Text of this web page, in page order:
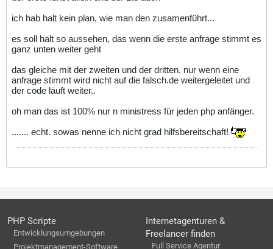
ich hab halt kein plan, wie man den zusamenführt...
es soll halt so aussehen, das wenn die erste anfrage stimmt es
ganz unten weiter geht
das gleiche mit der zweiten und der dritten. nur wenn eine
anfrage stimmt wird nicht auf die falsch.de weitergeleitet und
der code läuft weiter..
oh man das ist 100% nur n ministress für jeden php anfänger.
....... echt. sowas nenne ich nicht grad hilfsbereitschaft!
PHP Scripte
Entwicklungsumgebungen
Projektmanagement-Software
Internetagenturen &
Freelancer finden
Full Service Agentur